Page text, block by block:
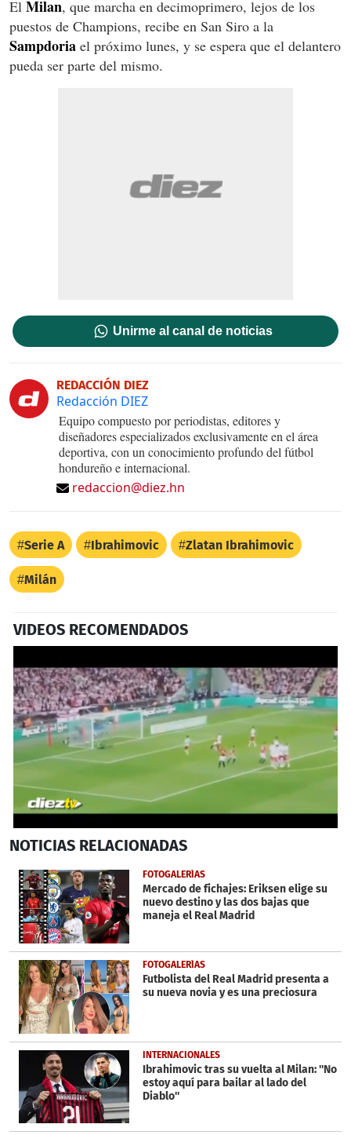
El Milan, que marcha en decimoprimero, lejos de los
puestos de Champions, recibe en San Siro a la
Sampdoria el próximo lunes, y se espera que el delantero
pueda ser parte del mismo.
Unirme al canal de noticias
REDACCIÓN DIEZ
Redacción DIEZ
Equipo compuesto por periodistas, editores y
diseñadores especializados exclusivamente en el área
deportiva, con un conocimiento profundo del fútbol
hondureño e internacional.
redaccion@diez.hn
Serie A Ibrahimovic Zlatan Ibrahimovic
Milán
VIDEOS RECOMENDADOS
seconds
22
seconds
Próximo
NOTICIAS RELACIONADAS
FOTOGALERÍAS
Mercado de fichajes: Eriksen elige su
nuevo destino y las dos bajas que
maneja el Real Madrid
FOTOGALERÍAS
Futbolista del Real Madrid presenta a
su nueva novia y es una preciosura
INTERNACIONALES
Ibrahimovic tras su vuelta al Milan: ''No
estoy aquí para bailar al lado del
Diablo''